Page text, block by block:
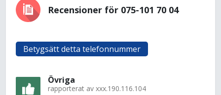
Recensioner för 075-101 70 04
Betygsätt detta telefonnummer
Övriga
rapporterat av xxx.190.116.104